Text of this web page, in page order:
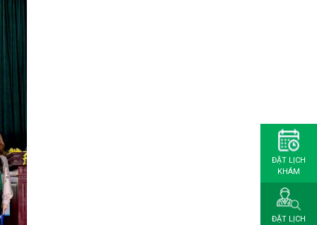
ĐẶT LỊCH
KHÁM
ĐẶT LỊCH